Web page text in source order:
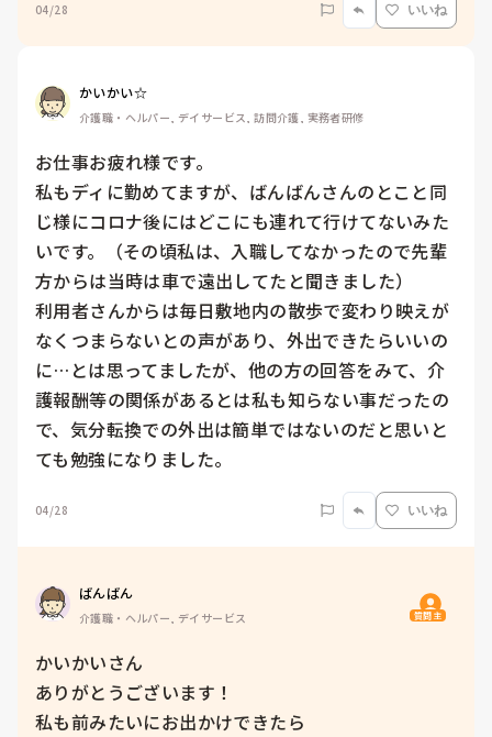
04/28 いいね
かいかい☆
介護職・ヘルパー, デイサービス, 訪問介護, 実務者研修
お仕事お疲れ様です。
私もディに勤めてますが、ばんばんさんのとこと同
じ様にコロナ後にはどこにも連れて行けてないみた
いです。（その頃私は、入職してなかったので先輩
方からは当時は車で遠出してたと聞きました）
利用者さんからは毎日敷地内の散歩で変わり映えが
なくつまらないとの声があり、外出できたらいいの
に…とは思ってましたが、他の方の回答をみて、介
護報酬等の関係があるとは私も知らない事だったの
で、気分転換での外出は簡単ではないのだと思いと
ても勉強になりました。
04/28 いいね
ばんばん
介護職・ヘルパー, デイサービス 質問主
かいかいさん
ありがとうございます！
私も前みたいにお出かけできたら